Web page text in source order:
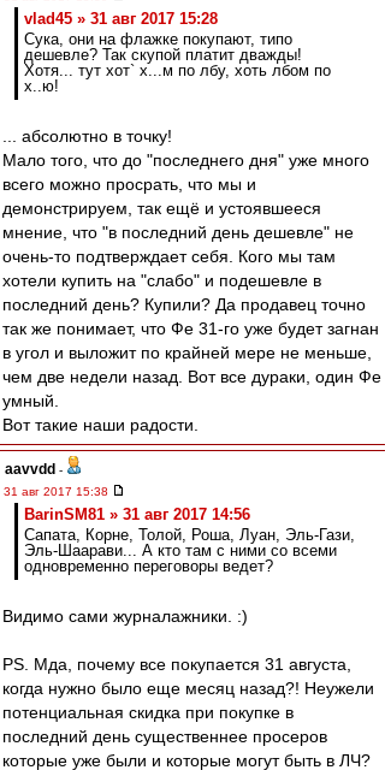
vlad45 » 31 авг 2017 15:28
Сука, они на флажке покупают, типо
дешевле? Так скупой платит дважды!
Хотя... тут хот` х...м по лбу, хоть лбом по
х..ю!
... абсолютно в точку!
Мало того, что до "последнего дня" уже много
всего можно просрать, что мы и
демонстрируем, так ещё и устоявшееся
мнение, что "в последний день дешевле" не
очень-то подтверждает себя. Кого мы там
хотели купить на "слабо" и подешевле в
последний день? Купили? Да продавец точно
так же понимает, что Фе 31-го уже будет загнан
в угол и выложит по крайней мере не меньше,
чем две недели назад. Вот все дураки, один Фе
умный.
Вот такие наши радости.
aavvdd -
31 авг 2017 15:38
BarinSM81 » 31 авг 2017 14:56
Сапата, Корне, Толой, Роша, Луан, Эль-Гази,
Эль-Шаарави... А кто там с ними со всеми
одновременно переговоры ведет?
Видимо сами журналажники. :)
PS. Мда, почему все покупается 31 августа,
когда нужно было еще месяц назад?! Неужели
потенциальная скидка при покупке в
последний день существеннее просеров
которые уже были и которые могут быть в ЛЧ?